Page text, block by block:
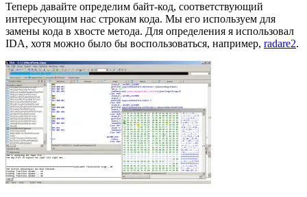
Теперь давайте определим байт-код, соответствующий
интересующим нас строкам кода. Мы его используем для
замены кода в хвосте метода. Для определения я использовал
IDA, хотя можно было бы воспользоваться, например, radare2.